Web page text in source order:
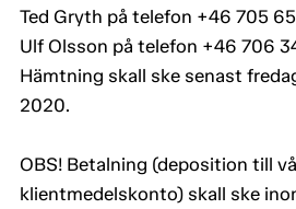
Ted Gryth på telefon +46 705
Ulf Olsson på telefon +46 706
Hämtning skall ske senast
2020.
OBS! Betalning (deposition till
klientmedelskonto) skall ske